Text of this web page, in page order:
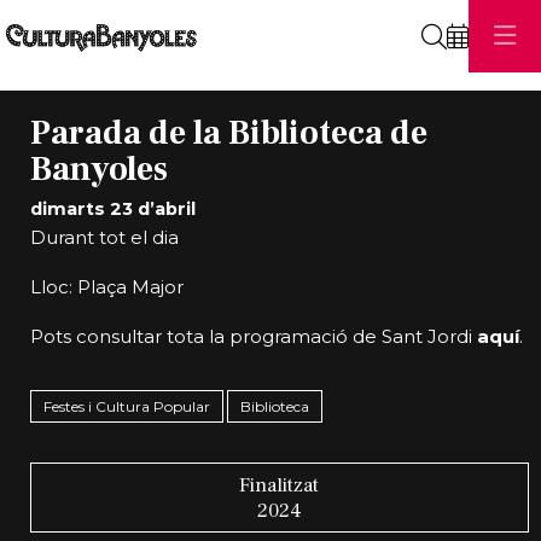
Parada de la Biblioteca de
Banyoles
dimarts 23 d’abril
Durant tot el dia
Lloc: Plaça Major
Pots consultar tota la programació de Sant Jordi aquí.
Festes i Cultura Popular Biblioteca
Finalitzat
2024